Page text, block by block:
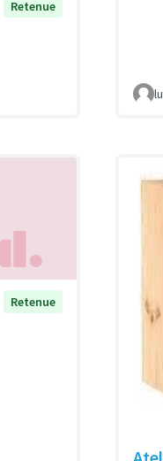
Retenue
lu
Retenue